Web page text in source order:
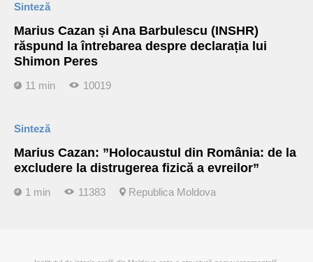
Sinteză
Marius Cazan și Ana Barbulescu (INSHR)
răspund la întrebarea despre declarația lui
Shimon Peres
11 min 10019
Sinteză
Marius Cazan: ”Holocaustul din România: de la
excludere la distrugerea fizică a evreilor”
1 min 11383 Republica Moldova